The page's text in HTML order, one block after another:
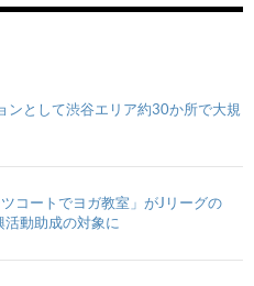
として渋谷エリア約30か所で大規
コートでヨガ教室」がJリーグの
動助成の対象に